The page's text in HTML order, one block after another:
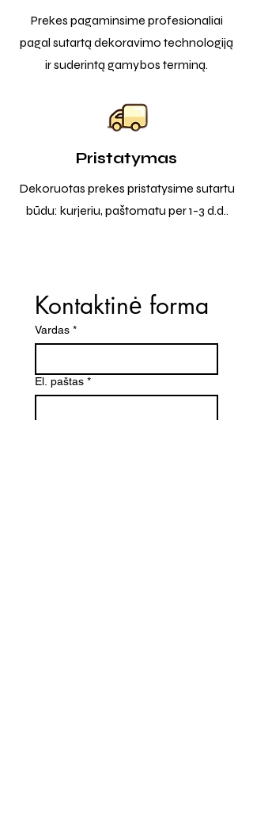
Prekes pagaminsime profesionaliai
pagal sutartą dekoravimo technologiją
ir suderintą gamybos terminą.
Pristatymas
Dekoruotas prekes pristatysime sutartu
būdu: kurjeriu, paštomatu per 1-3 d.d..
Kontaktinė forma
Vardas *
El. paštas *